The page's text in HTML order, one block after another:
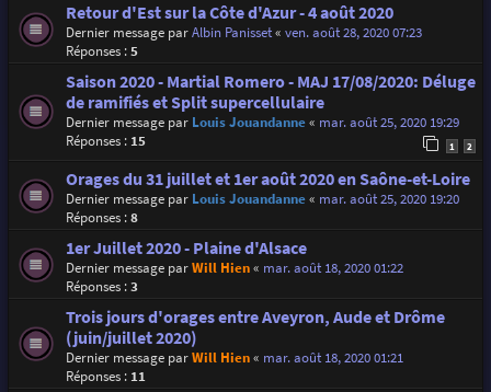
Retour d'Est sur la Côte d'Azur - 4 août 2020
Dernier message parAlbin Panisset« ven. août 28, 2020 07:23
Réponses :5
Saison 2020 - Martial Romero - MAJ 17/08/2020: Déluge
de ramifiés et Split supercellulaire
Dernier message par Louis Jouandanne« mar. août 25, 2020 19:29
Réponses : 15 1 2
Orages du 31 juillet et 1er août 2020 en Saône-et-Loire
Dernier message par Louis Jouandanne« mar. août 25, 2020 19:20
Réponses :8
1er Juillet 2020 - Plaine d'Alsace
Dernier message parWill Hien« mar. août 18, 2020 01:22
Réponses :3
Trois jours d'orages entre Aveyron, Aude et Drôme
(juin/juillet 2020)
Dernier message parWill Hien« mar. août 18, 2020 01:21
Réponses : 11